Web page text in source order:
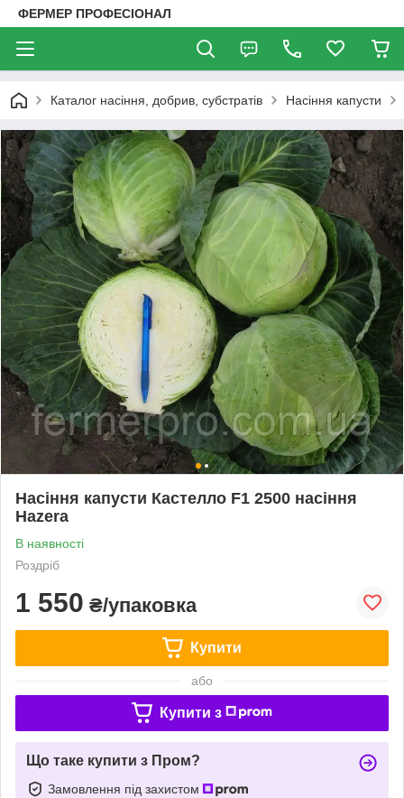
ФЕРМЕР ПРОФЕСІОНАЛ
Каталог насіння, добрив, субстратів Насіння капусти
Насіння капусти Кастелло F1 2500 насіння
Hazera
В наявності
Роздріб
1 550 ₴/упаковка
Купити
або
Купити з
Що таке купити з Пром?
Замовлення під захистом